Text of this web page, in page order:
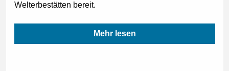
Welterbestätten bereit.
Mehr lesen